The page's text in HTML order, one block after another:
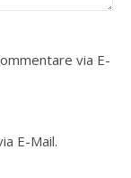
via E-
E-Mail.